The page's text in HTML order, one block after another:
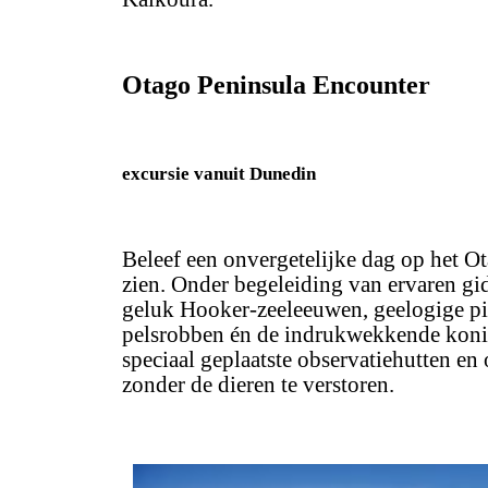
Otago Peninsula Encounter
excursie vanuit Dunedin
Beleef een onvergetelijke dag op het
zien. Onder begeleiding van ervaren
geluk Hooker-zeeleeuwen, geelogige
pelsrobben én de indrukwekkende
speciaal geplaatste observatiehutten
zonder de dieren te verstoren.